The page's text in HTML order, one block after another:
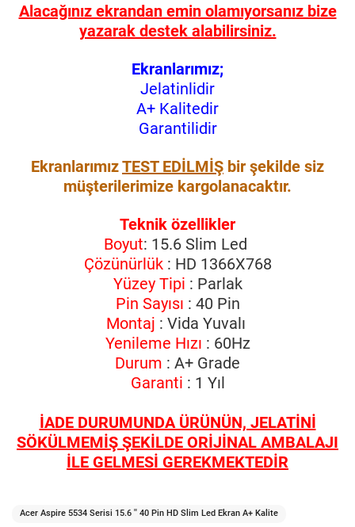
Alacağınız ekrandan emin olamıyorsanız bize
yazarak destek alabilirsiniz.
Ekranlarımız;
Jelatinlidir
A+ Kalitedir
Garantilidir
EkranlarımızTEST EDİLMİŞ bir şekilde siz
müşterilerimize kargolanacaktır.
Teknik özellikler
Boyut: 15.6 Slim Led
Çözünürlük: HD 1366X768
Yüzey Tipi : Parlak
Pin Sayısı : 40 Pin
Montaj : Vida Yuvalı
Yenileme Hızı : 60Hz
Durum : A+ Grade
Garanti : 1 Yıl
İADE DURUMUNDA ÜRÜNÜN, JELATİNİ
SÖKÜLMEMİŞ ŞEKİLDE ORİJİNAL AMBALAJI
İLE GELMESİ GEREKMEKTEDİR
Acer Aspire 5534 Serisi 15.6 '' 40 Pin HD Slim Led Ekran A+ Kalite